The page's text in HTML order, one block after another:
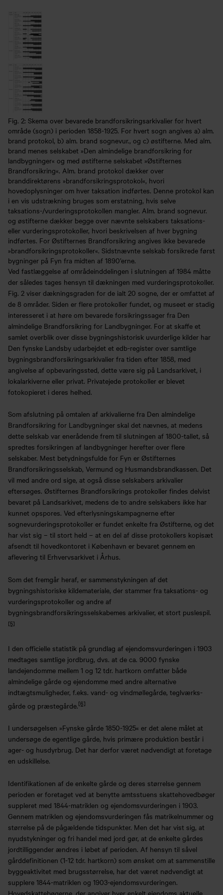
Fig. 2: Skema over bevarede brandforsikringsarkivalier for hvert
område (sogn) i perioden 1858-1925. For hvert sogn angives a) alm.
brand protokol, b) alm. brand sognevur., og c) østifterne. Med alm.
brand menes selskabet »Den almindelige brandforsikring for
landbygninger« og med østifterne selskabet »Østifternes
Brandforsikring«. Alm. brand protokol dækker over
branddirektørens »brandforsikringsprotokol«, hvori
hovedoplysninger om hver taksation indførtes. Denne protokol kan
i en vis udstrækning bruges som erstatning, hvis selve
taksations-/vurderingsprotokollen mangler. Alm. brand sognevur.
og østifterne dækker begge over nævnte selskabers taksations-
eller vurderingsprotokoller, hvori beskrivelsen af hver bygning
indførtes. For Østifternes Brandforsikring angives ikke bevarede
»brandforsikringsprotokoller«. Sidstnævnte selskab forsikrede først
bygninger på Fyn fra midten af 1890’erne.
Ved fastlæggelse af områdeinddelingen i slutningen af 1984 måtte
der således tages hensyn til dækningen med vurderingsprotokoller.
Fig. 2 viser dækningsgraden for de ialt 20 sogne, der er omfattet af
de 8 områder. Siden er flere protokoller fundet, og museet er stadig
interesseret i at høre om bevarede forsikringssager fra Den
almindelige Brandforsikring for Landbygninger. For at skaffe et
samlet overblik over disse bygningshistorisk uvurderlige kilder har
Den fynske Landsby udarbejdet et edb-register over samtlige
bygningsbrandforsikringsarkivalier fra tiden efter 1858, med
angivelse af opbevaringssted, dette være sig på Landsarkivet, i
lokalarkiverne eller privat. Privatejede protokoller er blevet
fotokopieret i deres helhed.
Som afslutning på omtalen af arkivalierne fra Den almindelige
Brandforsikring for Landbygninger skal det nævnes, at medens
dette selskab var enerådende frem til slutningen af 1800-tallet, så
spredtes forsikringen af landbygninger herefter over flere
selskaber. Mest betydningsfulde for Fyn er Østifternes
Brandforsikringsselskab, Vermund og Husmandsbrandkassen. Det
vil med andre ord sige, at også disse selskabers arkivalier
eftersøges. Østifternes Brandforsikrings protokoller findes delvist
bevaret på Landsarkivet, medens de to andre selskabers ikke har
kunnet opspores. Ved efterlysningskampagnerne efter
sognevurderingsprotokoller er fundet enkelte fra Østifterne, og det
har vist sig – til stort held – at en del af disse protokollers kopisæt
afsendt til hovedkontoret i København er bevaret gennem en
aflevering til Erhvervsarkivet i Århus.
Som det fremgår heraf, er sammenstykningen af det
bygningshistoriske kildemateriale, der stammer fra taksations- og
vurderingsprotokoller og andre af
bygningsbrandforsikringsselskabemes arkivalier, et stort puslespil.
[5]
I den officielle statistik på grundlag af ejendomsvurderingen i 1903
medtages samtlige jordbrug, dvs. at de ca. 9000 fynske
landejendomme mellem 1 og 12 tdr. hartkorn omfatter både
almindelige gårde og ejendomme med andre alternative
indtægtsmuligheder, f.eks. vand- og vindmøllegårde, teglværks-
gårde og præstegårde.[6]
I undersøgelsen »Fynske gårde 1850-1925« er det alene målet at
undersøge de egentlige gårde, hvis primære produktion består i
ager- og husdyrbrug. Det har derfor været nødvendigt at foretage
en udskillelse.
Identifikationen af de enkelte gårde og deres størrelse gennem
perioden er foretaget ved at benytte amtsstuens skattehovedbøger
suppleret med 1844-matriklen og ejendomsvurderingen i 1903.
Gennem matriklen og ejendomsvurderingen fås matrikelnummer og
størrelse på de pågældende tidspunkter. Men det har vist sig, at
nyudstykninger og fri handel med jord gør, at de enkelte gårdes
jordtilliggender ændres i løbet af perioden. Af hensyn til såvel
gårddefinitionen (1-12 tdr. hartkorn) som ønsket om at sammenstille
byggeaktivitet med brugsstørrelse, har det været nødvendigt at
supplere 1844-matriklen og 1903-ejendomsvurderingen.
Hovedskattebøgerne, der angiver hver enkelt ejendoms aktuelle